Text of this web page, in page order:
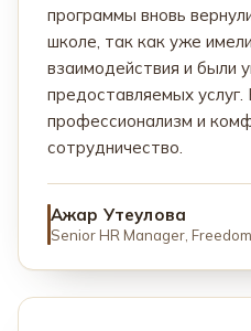
программы вновь
школе, так как уже
взаимодействия и были
предоставляемых
профессионализм и
сотрудничество.
Ажар Утеулова
Senior HR Manager,